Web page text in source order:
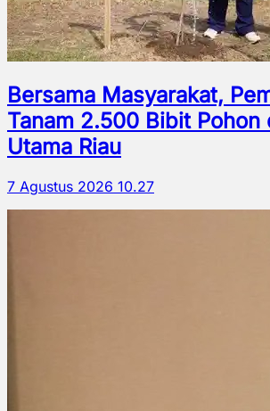
Bersama Masyarakat,
Tanam 2.500 Bibit Pohon
Utama Riau
7 Agustus 2026 10.27